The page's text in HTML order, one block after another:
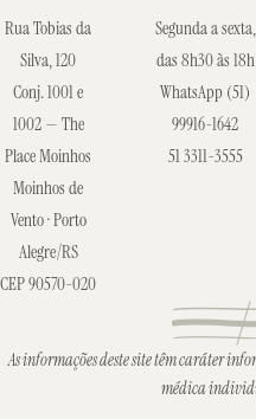
Rua Tobias da
Silva, 120
Conj. 1001 e
1002 — The
Place Moinhos
Moinhos de
Vento · Porto
Alegre/RS
CEP 90570-020
Segunda a sexta,
das 8h30 às 18h
WhatsApp (51)
99916-1642
51 3311-3555
As informações deste site têm caráter
médica